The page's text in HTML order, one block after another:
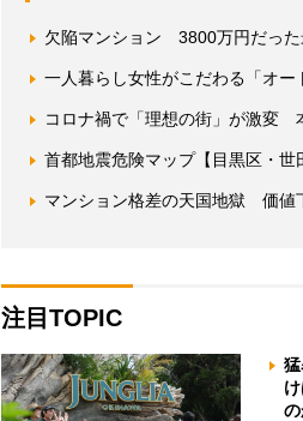
欠陥マンション 3800万円だった
一人暮らし女性がこだわる「オ
コロナ禍で「理想の街」が激変
首都地震危険マップ【目黒区・
マンション格差の天国地獄 価値
注目TOPIC